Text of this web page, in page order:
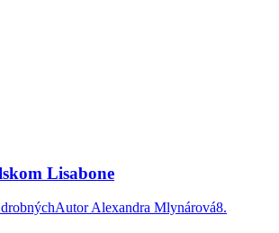
Lisabone
AutorAlexandra Mlynárová8.